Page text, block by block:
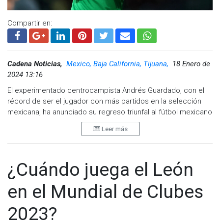
Compartir en:
Cadena Noticias, Mexico, Baja California, Tijuana,
18 Enero de
2024 13:16
El experimentado centrocampista Andrés Guardado, con el
récord de ser el jugador con más partidos en la selección
mexicana, ha anunciado su regreso triunfal al fútbol mexicano
como refuerzo del León. Este movimiento marca su salida
del Real Betis español y su vuelta a casa después de 17 años
en el fútbol europeo.
Guardado, de 37 años, llega como agente libre después de
rescindir su contrato con el Real Betis español, donde será
homenajeado por su destacada carrera con el equipo
verdiblanco. A pesar de su veterana edad, el centrocampista
llega en excelente forma física después de una sólida
temporada con el Betis.
Leer más
¿Cuándo juega el León
en el Mundial de Clubes
2023?